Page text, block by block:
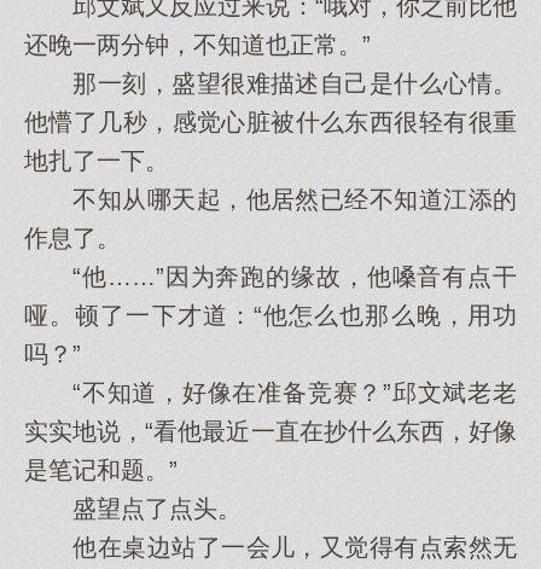
邱文斌又反应过来说：“哦对，你之前比他
还晚一两分钟，不知道也正常。”
那一刻，盛望很难描述自己是什么心情。
他懵了几秒，感觉心脏被什么东西很轻有很重
地扎了一下。
不知从哪天起，他居然已经不知道江添的
作息了。
“他……”因为奔跑的缘故，他嗓音有点干
哑。顿了一下才道：“他怎么也那么晚，用功
吗？”
“不知道，好像在准备竞赛？”邱文斌老老
实实地说，“看他最近一直在抄什么东西，好像
是笔记和题。”
盛望点了点头。
他在桌边站了一会儿，又觉得有点索然无